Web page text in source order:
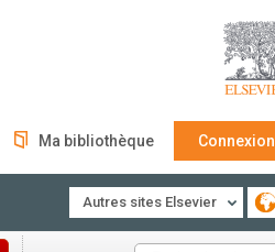
Ma bibliothèque Connexion
Autres sites Elsevier